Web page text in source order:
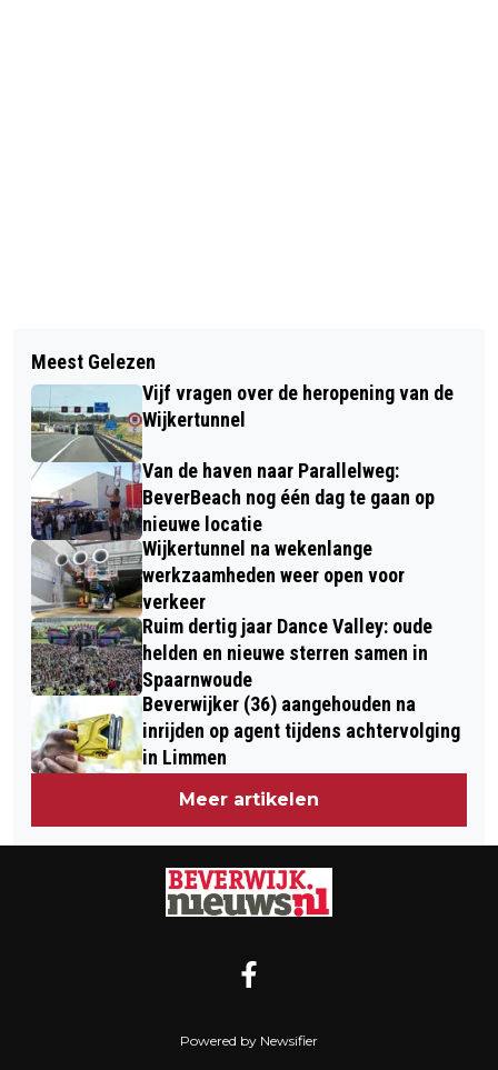
GRATIS EXCURSIES IN WIJK AAN ZEE
EN HEEMSKERK TIJDENS DE DAG VAN
DE DUINEN
PREVIEW NIGHT KENNEMER THEATER
MET ONTHULLING
THEATERMAGAZINE ’23-’24
Meest Gelezen
Vijf vragen over de heropening van de
Wijkertunnel
Van de haven naar Parallelweg:
BeverBeach nog één dag te gaan op
nieuwe locatie
Wijkertunnel na wekenlange
werkzaamheden weer open voor
verkeer
Ruim dertig jaar Dance Valley: oude
helden en nieuwe sterren samen in
Spaarnwoude
Beverwijker (36) aangehouden na
inrijden op agent tijdens achtervolging
in Limmen
Meer artikelen
Powered by Newsifier